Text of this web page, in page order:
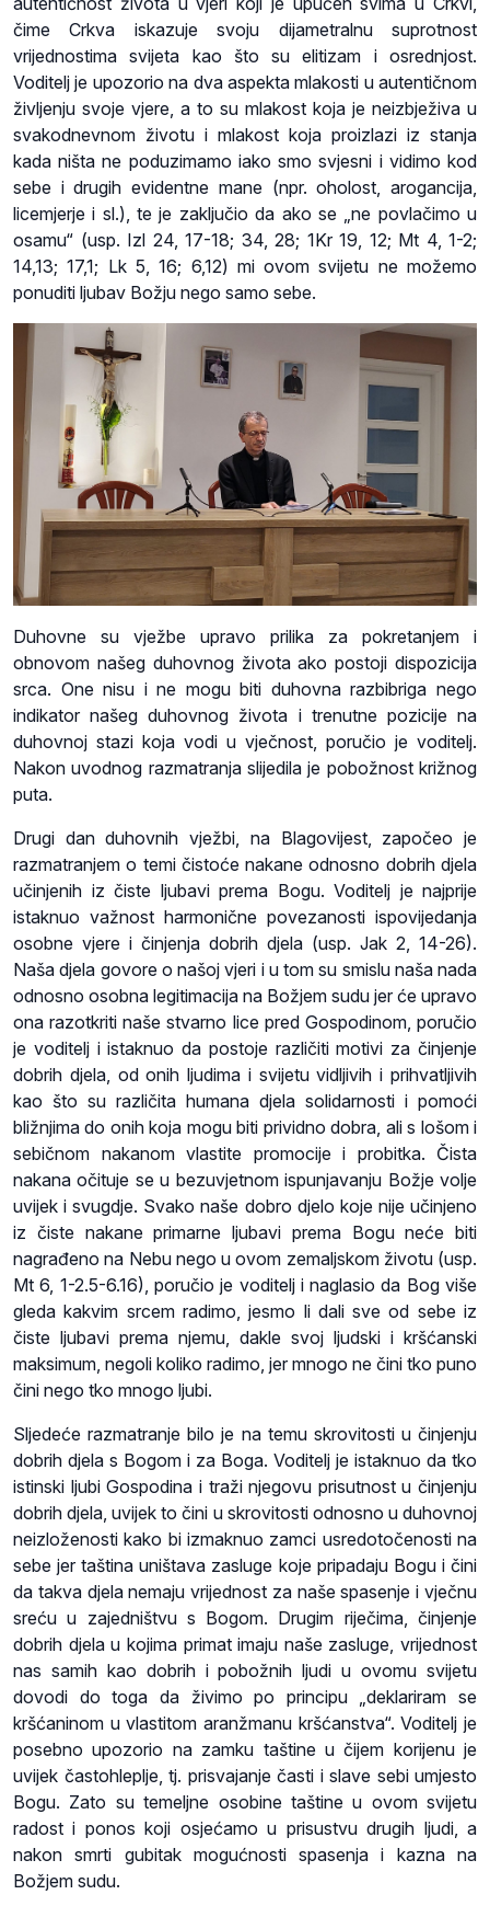
čime Crkva iskazuje svoju dijametralnu suprotnost
vrijednostima svijeta kao što su elitizam i osrednjost.
Voditelj je upozorio na dva aspekta mlakosti u autentičnom
življenju svoje vjere, a to su mlakost koja je neizbježiva u
svakodnevnom životu i mlakost koja proizlazi iz stanja
kada ništa ne poduzimamo iako smo svjesni i vidimo kod
sebe i drugih evidentne mane (npr. oholost, arogancija,
licemjerje i sl.), te je zaključio da ako se „ne povlačimo u
osamu“ (usp. Izl 24, 17-18; 34, 28; 1Kr 19, 12; Mt 4, 1-2;
14,13; 17,1; Lk 5, 16; 6,12) mi ovom svijetu ne možemo
ponuditi ljubav Božju nego samo sebe.
Duhovne su vježbe upravo prilika za pokretanjem i
obnovom našeg duhovnog života ako postoji dispozicija
srca. One nisu i ne mogu biti duhovna razbibriga nego
indikator našeg duhovnog života i trenutne pozicije na
duhovnoj stazi koja vodi u vječnost, poručio je voditelj.
Nakon uvodnog razmatranja slijedila je pobožnost križnog
puta.
Drugi dan duhovnih vježbi, na Blagovijest, započeo je
razmatranjem o temi čistoće nakane odnosno dobrih djela
učinjenih iz čiste ljubavi prema Bogu. Voditelj je najprije
istaknuo važnost harmonične povezanosti ispovijedanja
osobne vjere i činjenja dobrih djela (usp. Jak 2, 14-26).
Naša djela govore o našoj vjeri i u tom su smislu naša nada
odnosno osobna legitimacija na Božjem sudu jer će upravo
ona razotkriti naše stvarno lice pred Gospodinom, poručio
je voditelj i istaknuo da postoje različiti motivi za činjenje
dobrih djela, od onih ljudima i svijetu vidljivih i prihvatljivih
kao što su različita humana djela solidarnosti i pomoći
bližnjima do onih koja mogu biti prividno dobra, ali s lošom i
sebičnom nakanom vlastite promocije i probitka. Čista
nakana očituje se u bezuvjetnom ispunjavanju Božje volje
uvijek i svugdje. Svako naše dobro djelo koje nije učinjeno
iz čiste nakane primarne ljubavi prema Bogu neće biti
nagrađeno na Nebu nego u ovom zemaljskom životu (usp.
Mt 6, 1-2.5-6.16), poručio je voditelj i naglasio da Bog više
gleda kakvim srcem radimo, jesmo li dali sve od sebe iz
čiste ljubavi prema njemu, dakle svoj ljudski i kršćanski
maksimum, negoli koliko radimo, jer mnogo ne čini tko puno
čini nego tko mnogo ljubi.
Sljedeće razmatranje bilo je na temu skrovitosti u činjenju
dobrih djela s Bogom i za Boga. Voditelj je istaknuo da tko
istinski ljubi Gospodina i traži njegovu prisutnost u činjenju
dobrih djela, uvijek to čini u skrovitosti odnosno u duhovnoj
neizloženosti kako bi izmaknuo zamci usredotočenosti na
sebe jer taština uništava zasluge koje pripadaju Bogu i čini
da takva djela nemaju vrijednost za naše spasenje i vječnu
sreću u zajedništvu s Bogom. Drugim riječima, činjenje
dobrih djela u kojima primat imaju naše zasluge, vrijednost
nas samih kao dobrih i pobožnih ljudi u ovomu svijetu
dovodi do toga da živimo po principu „deklariram se
kršćaninom u vlastitom aranžmanu kršćanstva“. Voditelj je
posebno upozorio na zamku taštine u čijem korijenu je
uvijek častohleplje, tj. prisvajanje časti i slave sebi umjesto
Bogu. Zato su temeljne osobine taštine u ovom svijetu
radost i ponos koji osjećamo u prisustvu drugih ljudi, a
nakon smrti gubitak mogućnosti spasenja i kazna na
Božjem sudu.